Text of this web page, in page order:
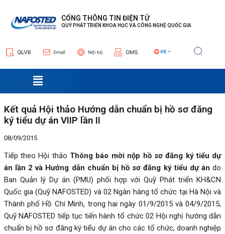
CỔNG THÔNG TIN ĐIỆN TỬ
QUỸ PHÁT TRIỂN KHOA HỌC VÀ CÔNG NGHỆ QUỐC GIA
Menu
Kết quả Hội thảo Hướng dẫn chuẩn bị hồ sơ đăng
ký tiểu dự án VIIP lần II
08/09/2015
Tiếp theo Hội thảo Thông báo mời nộp hồ sơ đăng ký tiểu dự
án lần 2 và Hướng dẫn chuẩn bị hồ sơ đăng ký tiểu dự ándo
Ban Quản lý Dự án (PMU) phối hợp với Quỹ Phát triển KH&CN
Quốc gia (Quỹ NAFOSTED) và 02 Ngân hàng tổ chức tại Hà Nội và
Thành phố Hồ Chí Minh, trong hai ngày 01/9/2015 và 04/9/2015,
Quỹ NAFOSTED tiếp tục tiến hành tổ chức 02 Hội nghị hướng dẫn
chuẩn bị hồ sơ đăng ký tiểu dự án cho các tổ chức, doanh nghiệp
hướng
bài